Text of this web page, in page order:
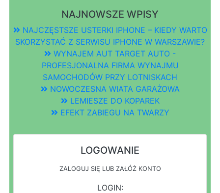
NAJNOWSZE WPISY
NAJCZĘSTSZE USTERKI IPHONE – KIEDY WARTO
SKORZYSTAĆ Z SERWISU IPHONE W WARSZAWIE?
WYNAJEM AUT TARGET AUTO -
PROFESJONALNA FIRMA WYNAJMU
SAMOCHODÓW PRZY LOTNISKACH
NOWOCZESNA WIATA GARAŻOWA
LEMIESZE DO KOPAREK
EFEKT ZABIEGU NA TWARZY
LOGOWANIE
ZALOGUJ SIĘ LUB ZAŁÓŻ KONTO
LOGIN: